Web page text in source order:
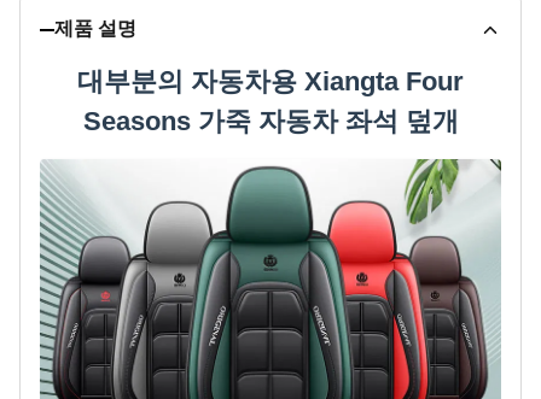
제품 설명
대부분의 자동차용 Xiangta Four
Seasons 가죽 자동차 좌석 덮개